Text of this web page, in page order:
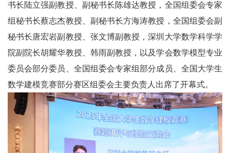
书长陆立强副教授、副秘书长陈雄达教授，全国组委会专家
组秘书长蔡志杰教授、副秘书长方海涛教授，全国组委会副
秘书长唐宏岩副教授、张文博副教授，深圳大学数学科学学
院副院长胡耀华教授、韩雨副教授，以及学会数学模型专业
委员会部分委员、全国组委会专家组部分成员、全国大学生
数学建模竞赛部分赛区组委会主要负责人出席了开幕式。